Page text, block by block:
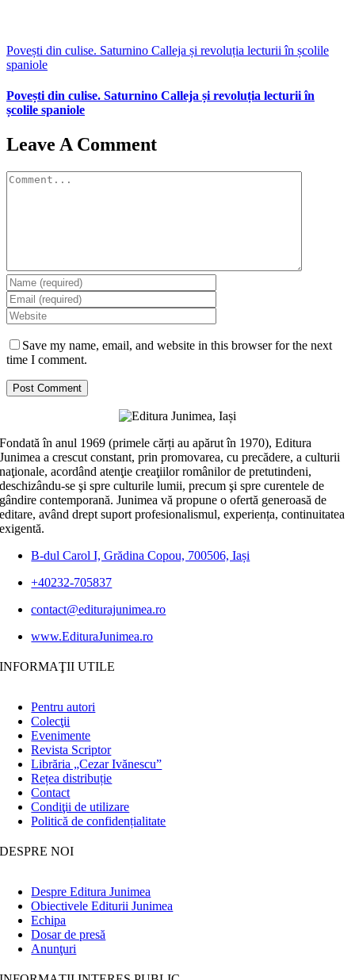
Povești din culise. Saturnino Calleja și revoluția lecturii în școlile
spaniole
Povești din culise. Saturnino Calleja și revoluția lecturii în
școlile spaniole
Leave A Comment
Comment
Save my name, email, and website in this browser for the next
time I comment.
Fondată în anul 1969 (primele cărți au apărut în 1970), Editura
Junimea a crescut constant, prin promovarea, cu precădere, a culturii
naţionale, acordând atenţie creaţiilor românilor de pretutindeni,
deschizându-se şi spre culturile lumii, precum şi spre curentele de
gândire contemporană. Junimea vă propune o ofertă generoasă de
editare, având drept suport profesionalismul, experiența, continuitatea
exigentă.
B-dul Carol I, Grădina Copou, 700506, Iași
+40232-705837
contact@editurajunimea.ro
www.EdituraJunimea.ro
INFORMAŢII UTILE
Pentru autori
Colecţii
Evenimente
Revista Scriptor
Librăria „Cezar Ivănescu”
Rețea distribuție
Contact
Condiţii de utilizare
Politică de confidențialitate
DESPRE NOI
Despre Editura Junimea
Obiectivele Editurii Junimea
Echipa
Dosar de presă
Anunţuri